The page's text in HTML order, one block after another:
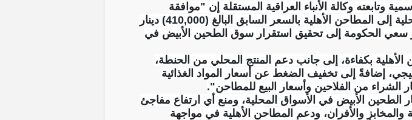
وتابعته وكالة الأنباء العراقية المستقلة إن "موافقة
المجلس الوزاري للاقتصاد على توصية الوزارة ببيع الحنطة المحلية إلى المطاحن الأهلية بالسعر السابق البالغ (410,000) دينار
سعي الحكومة إلى تحقيق استقرار سوق الطحين الأبيض في
بكفاءة، إلى جانب دعم المنتج المحلي من الحنطة،
إضافةً إلى تخفيف الضغط عن أسعار المواد الغذائية
الشراء من الفلاحين وأسعار البيع للمطاحن".
الطحين الأبيض في الأسواق المحلية، ومنع أي ارتفاع مفاجئ
والأفران، ودعم المطاحن الأهلية في مواجهة